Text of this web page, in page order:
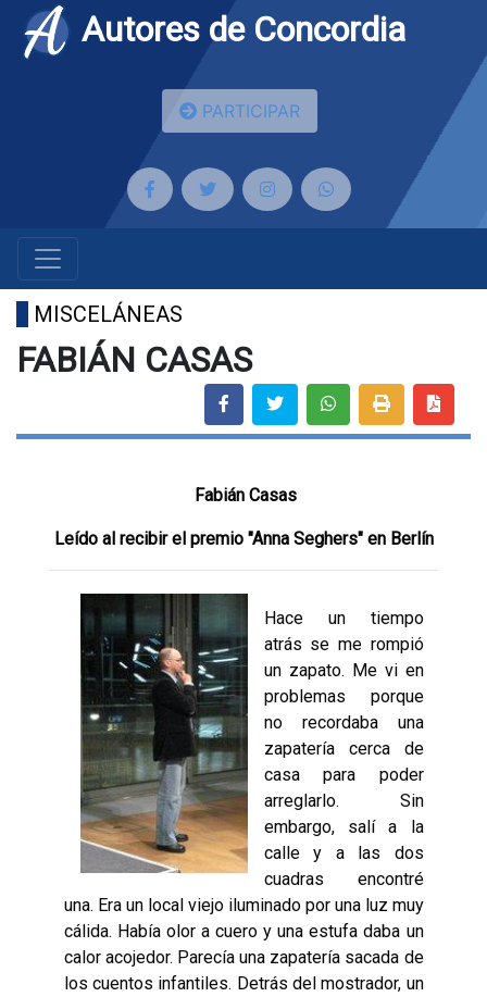
Autores de Concordia
PARTICIPAR
MISCELÁNEAS
FABIÁN CASAS
Fabián Casas
Leído al recibir el premio "Anna Seghers" en Berlín
Hace un tiempo
atrás se me rompió
un zapato. Me vi en
problemas porque
no recordaba una
zapatería cerca de
casa para poder
arreglarlo. Sin
embargo, salí a la
calle y a las dos
cuadras encontré
una. Era un local viejo iluminado por una luz muy
cálida. Había olor a cuero y una estufa daba un
calor acojedor. Parecía una zapatería sacada de
los cuentos infantiles. Detrás del mostrador, un